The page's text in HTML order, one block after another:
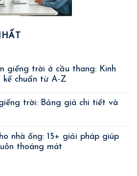
giếng trời ở cầu thang: Kinh
kế chuẩn từ A-Z
trời: Bảng giá chi tiết và
nhà ống: 15+ giải pháp giúp
thoáng mát